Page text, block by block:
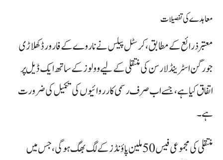
معاہدے کی تفصیلات
معتبر ذرائع کے مطابق، کرسٹل پیلس نے ناروے کے فارورڈ کھلاڑی
جورگن اسٹرینڈ لارسن کی منتقلی کے لیے وولوز کے ساتھ ایک ڈیل پر
اتفاق کیا ہے، جسے اب صرف رسمی کارروائیوں کی تکمیل کی ضرورت
ہے۔
منتقلی کی مجموعی فیس 50 ملین پاؤنڈز کے لگ بھگ ہو گی، جس میں